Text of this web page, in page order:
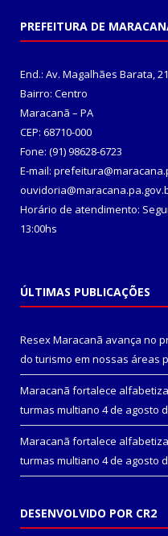
PREFEITURA DE
End.: Av. Magalhães Barata, 21
Bairro: Centro
Maracanã – PA
CEP: 68710-000
Fone: (91) 98628-6723
E-mail:
Horário de atendimento:
13:00hs
ÚLTIMAS PUBLICAÇÕES
Resex Maracanã avança no
do turismo em nossas áreas
Maracanã fortalece
turmas multiano 4 de agosto
Maracanã fortalece
turmas multiano 4 de agosto
DESENVOLVIDO POR CR2